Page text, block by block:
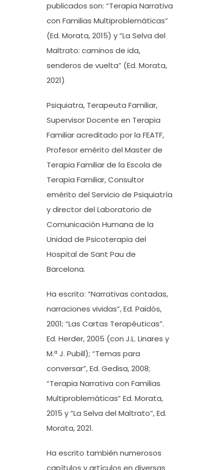
publicados son: “Terapia Narrativa
con Familias Multiproblemáticas”
(Ed. Morata, 2015) y “La Selva del
Maltrato: caminos de ida,
senderos de vuelta” (Ed. Morata,
2021)
Psiquiatra, Terapeuta Familiar,
Supervisor Docente en Terapia
Familiar acreditado por la FEATF,
Profesor emérito del Master de
Terapia Familiar de la Escola de
Terapia Familiar, Consultor
emérito del Servicio de Psiquiatría
y director del Laboratorio de
Comunicación Humana de la
Unidad de Psicoterapia del
Hospital de Sant Pau de
Barcelona.
Ha escrito: “Narrativas contadas,
narraciones vividas”, Ed. Paidós,
2001; “Las Cartas Terapéuticas”.
Ed. Herder, 2005 (con J.L. Linares y
M.ª J. Pubill); “Temas para
conversar”, Ed. Gedisa, 2008;
“Terapia Narrativa con Familias
Multiproblemáticas” Ed. Morata,
2015 y “La Selva del Maltrato”, Ed.
Morata, 2021.
Ha escrito también numerosos
capítulos y artículos en diversas